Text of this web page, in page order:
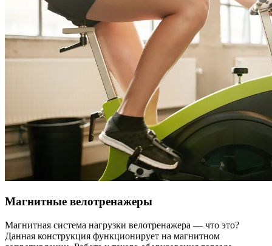
Магнитные велотренажеры
Магнитная система нагрузки велотренажера — что это?
Данная конструкция функционирует на магнитном